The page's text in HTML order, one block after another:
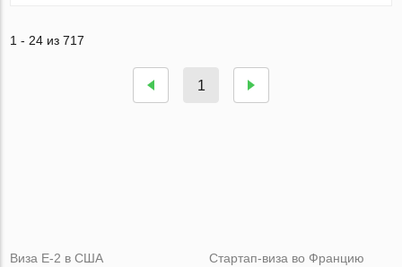
1 - 24 из 717
1
Виза Е-2 в США
Стартап-виза во Францию